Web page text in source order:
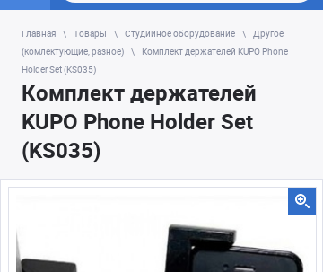
Главная Товары Студийное оборудование
Другое
(комлектующие, разное)
Комплект держателей KUPO Phone
Holder Set (KS035)
Комплект держателей
KUPO Phone Holder Set
(KS035)